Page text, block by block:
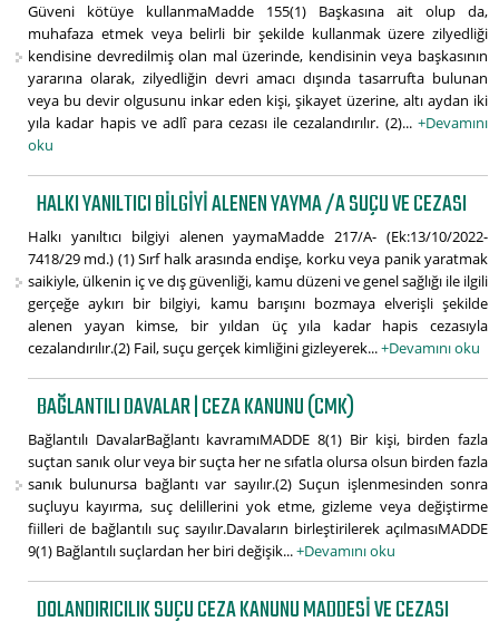
Güveni kötüye kullanmaMadde 155(1) Başkasına ait olup da,
muhafaza etmek veya belirli bir şekilde kullanmak üzere zilyedliği
kendisine devredilmiş olan mal üzerinde, kendisinin veya başkasının
yararına olarak, zilyedliğin devri amacı dışında tasarrufta bulunan
veya bu devir olgusunu inkar eden kişi, şikayet üzerine, altı aydan iki
yıla kadar hapis ve adlî para cezası ile cezalandırılır. (2)... +Devamını
oku
HALKI YANILTICI BILGIYI ALENEN YAYMA /A SUÇU VE CEZASI
Halkı yanıltıcı bilgiyi alenen yaymaMadde 217/A- (Ek:13/10/2022-
7418/29 md.) (1) Sırf halk arasında endişe, korku veya panik yaratmak
saikiyle, ülkenin iç ve dış güvenliği, kamu düzeni ve genel sağlığı ile ilgili
gerçeğe aykırı bir bilgiyi, kamu barışını bozmaya elverişli şekilde
alenen yayan kimse, bir yıldan üç yıla kadar hapis cezasıyla
cezalandırılır.(2) Fail, suçu gerçek kimliğini gizleyerek...+Devamını oku
BAĞLANTILI DAVALAR | CEZA KANUNU (CMK)
Bağlantılı DavalarBağlantı kavramıMADDE 8(1) Bir kişi, birden fazla
suçtan sanık olur veya bir suçta her ne sıfatla olursa olsun birden fazla
sanık bulunursa bağlantı var sayılır.(2) Suçun işlenmesinden sonra
suçluyu kayırma, suç delillerini yok etme, gizleme veya değiştirme
fiilleri de bağlantılı suç sayılır.Davaların birleştirilerek açılmasıMADDE
9(1) Bağlantılı suçlardan her biri değişik...+Devamını oku
DOLANDIRICILIK SUÇU CEZA KANUNU MADDESI VE CEZASI